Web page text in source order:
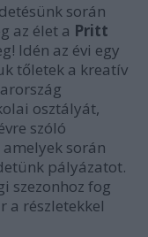
során
az élet a Pritt
Idén az évi egy
tőletek a kreatív
osztályát,
szóló
során
pályázatot.
szezonhoz fog
a részletekkel